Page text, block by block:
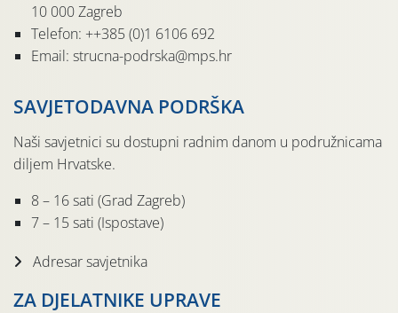
10 000 Zagreb
Telefon: ++385 (0)1 6106 692
Email: strucna-podrska@mps.hr
SAVJETODAVNA PODRŠKA
Naši savjetnici su dostupni radnim danom u podružnicama
diljem Hrvatske.
8 – 16 sati (Grad Zagreb)
7 – 15 sati (Ispostave)
Adresar savjetnika
ZA DJELATNIKE UPRAVE